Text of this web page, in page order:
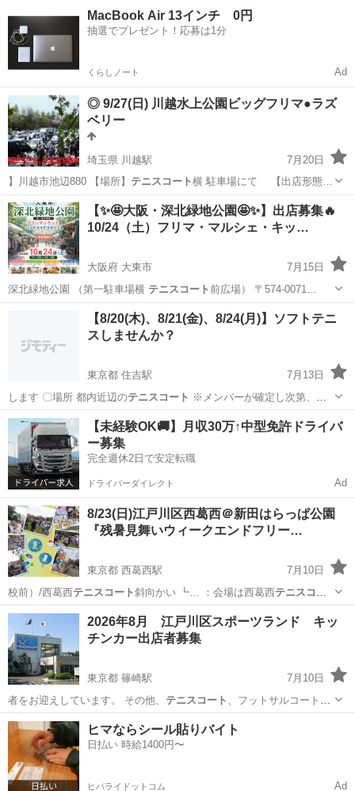
川越市 西川越駅 フリーマーケット
MacBook Air 13インチ 0円
抽選でプレゼント！応募は1分
くらしノート Ad
◎ 9/27(日) 川越水上公園ビッグフリマ●ラズ
ベリー
埼玉県 川越駅
7月20日
】川越市池辺880 【場所】 テニスコート 横 駐車場にて 【出店形態…
埼玉 川越市 川越駅 フリーマーケット ビッグフリマ
【✨🤩大阪・深北緑地公園🤩✨】出店募集🔥
10/24（土）フリマ・マルシェ・キッ…
大阪府 大東市
7月15日
深北緑地公園 （第一駐車場横 テニスコート 前広場） 〒574-0071…
フリーマーケット キッチンカー
【8/20(木)、8/21(金)、8/24(月)】ソフトテニ
スしませんか？
東京都 住吉駅
7月13日
します 〇場所 都内近辺のテニスコート ※メンバーが確定し次第、コ
ート…
東京 江東区 住吉駅 スポーツ ソフトテニス
【未経験OK🚚】月収30万↑中型免許ドライバ
ー募集
完全週休2日で安定転職
ドライバーダイレクト Ad
8/23(日)江戸川区西葛西＠新田はらっぱ公園
『残暑見舞いウィークエンドフリー…
東京都 西葛西駅
7月10日
校前）/西葛西テニスコート斜向かい ┗… ：会場は西葛西テニスコー
ト斜向かい、中左…
東京 江戸川区 西葛西駅 フリーマーケット 会場
2026年8月 江戸川区スポーツランド キッ
チンカー出店者募集
東京都 篠崎駅
7月10日
者をお迎えしています。 その他、 テニスコート
、フットサルコート、
健康ルーム(ジ…
東京 江戸川区 篠崎駅 スポーツ キッチンカー
ヒマならシール貼りバイト
日払い 時給1400円〜
ヒバライドットコム Ad